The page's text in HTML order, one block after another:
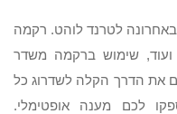
לטרנד לוהט. רקמה
שימוש ברקמה משדר
הדרך הקלה לשדרוג כל
לכם מענה אופטימלי.